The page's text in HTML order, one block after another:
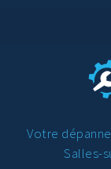
Votre
Salles-